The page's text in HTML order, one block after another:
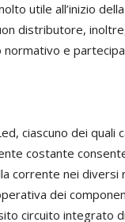
utile all’inizio
distributore,
normativo e
ciascuno dei quali
costante
corrente nei
dei
circuito integrato